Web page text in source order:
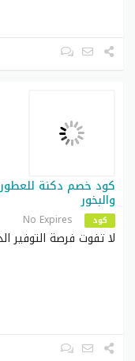
والبخور
كود No Expires
لا تفوت فرصة التوفير